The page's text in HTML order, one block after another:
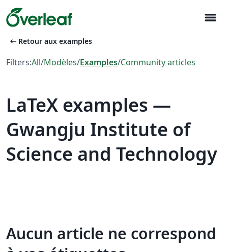
menu
arrow_left_alt Retour aux examples
Filters:All/Modèles/Examples/Community articles
LaTeX examples —
Gwangju Institute of
Science and Technology
Aucun article ne correspond